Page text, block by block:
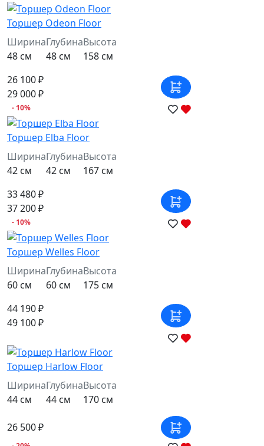
Торшер Odeon Floor
Ширина
48 см
Глубина
48 см
Высота
158 см
26 100 ₽
29 000 ₽
- 10%
Торшер Elba Floor
Ширина
42 см
Глубина
42 см
Высота
167 см
33 480 ₽
37 200 ₽
- 10%
Торшер Welles Floor
Ширина
60 см
Глубина
60 см
Высота
175 см
44 190 ₽
49 100 ₽
Торшер Harlow Floor
Ширина
44 см
Глубина
44 см
Высота
170 см
26 500 ₽